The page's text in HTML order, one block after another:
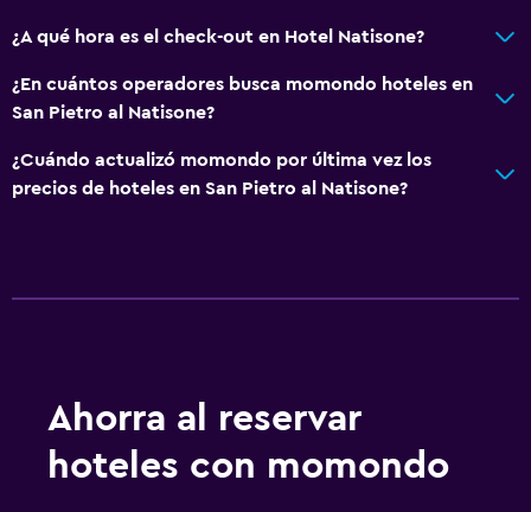
¿A qué hora es el check-out en Hotel Natisone?
¿En cuántos operadores busca momondo hoteles en
San Pietro al Natisone?
¿Cuándo actualizó momondo por última vez los
precios de hoteles en San Pietro al Natisone?
Ahorra al reservar
hoteles con momondo